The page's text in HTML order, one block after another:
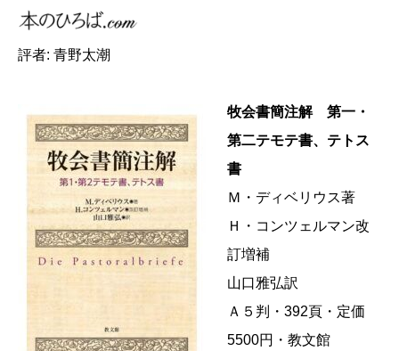
評者: 青野太潮
牧会書簡注解 第一・
第二テモテ書、テトス
書
Ｍ・ディベリウス著
Ｈ・コンツェルマン改
訂増補
山口雅弘訳
Ａ５判・392頁・定価
5500円・教文館